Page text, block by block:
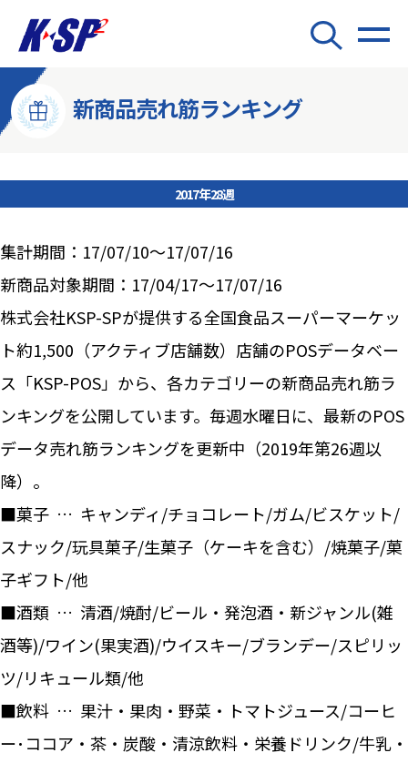
新商品売れ筋ランキング
2017年28週
集計期間：17/07/10～17/07/16
新商品対象期間：17/04/17～17/07/16
株式会社KSP-SPが提供する全国食品スーパーマーケッ
ト約1,500（アクティブ店舗数）店舗のPOSデータベー
ス「KSP-POS」から、各カテゴリーの新商品売れ筋ラ
ンキングを公開しています。毎週水曜日に、最新のPOS
データ売れ筋ランキングを更新中（2019年第26週以
降）。
■菓子 … キャンディ/チョコレート/ガム/ビスケット/
スナック/玩具菓子/生菓子（ケーキを含む）/焼菓子/菓
子ギフト/他
■酒類 … 清酒/焼酎/ビール・発泡酒・新ジャンル(雑
酒等)/ワイン(果実酒)/ウイスキー/ブランデー/スピリッ
ツ/リキュール類/他
■飲料 … 果汁・果肉・野菜・トマトジュース/コーヒ
ー･ココア・茶・炭酸・清涼飲料・栄養ドリンク/牛乳・